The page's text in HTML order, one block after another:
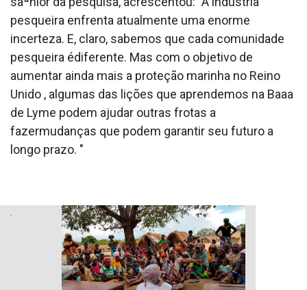
pesqueira enfrenta atualmente uma enorme
incerteza. E, claro, sabemos que cada comunidade
pesqueira édiferente. Mas com o objetivo de
aumentar ainda mais a proteção marinha no Reino
Unido , algumas das lições que aprendemos na Baa­a
de Lyme podem ajudar outras frotas a
fazermudanças que podem garantir seu futuro a
longo prazo. "